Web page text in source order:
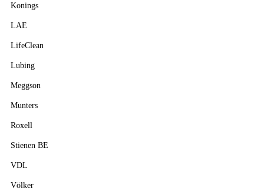
Konings
LAE
LifeClean
Lubing
Meggson
Munters
Roxell
Stienen BE
VDL
Völker